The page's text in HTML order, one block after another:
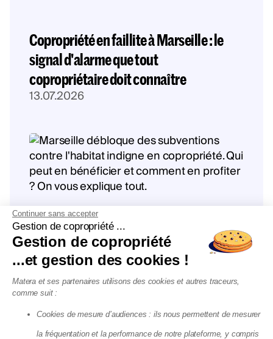
Copropriété en faillite à Marseille : le
signal d'alarme que tout
copropriétaire doit connaître
13.07.2026
Marseille vote de nouvelles
subventions contre les copropriétés
dégradées : ce qui change pour vous
13.07.2026
Continuer sans accepter
Gestion de copropriété ...
Gestion de copropriété
...et gestion des cookies !
Matera et ses partenaires utilisons des cookies et autres traceurs,
comme suit :
Cookies de mesure d’audiences : ils nous permettent de mesurer
la fréquentation et la performance de notre plateforme, y compris